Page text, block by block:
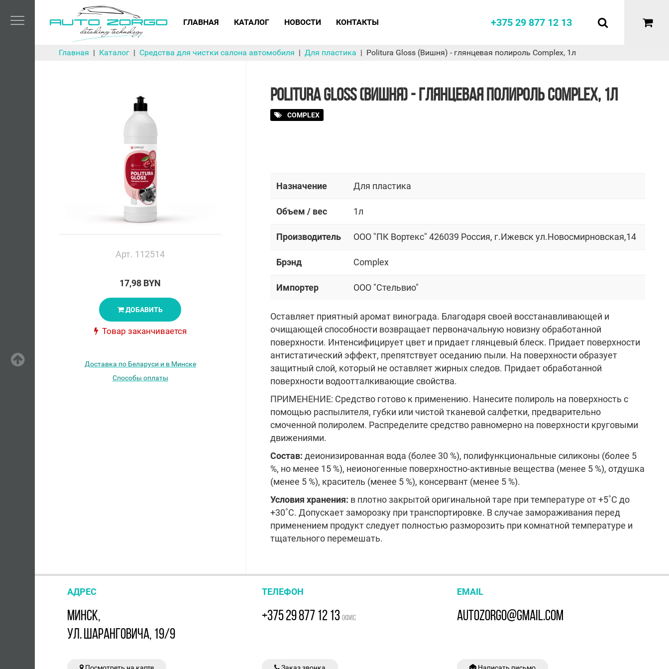
ГЛАВНАЯ КАТАЛОГ НОВОСТИ КОНТАКТЫ +375 29 877 12 13
Главная Каталог Средства для чистки салона автомобиля Для пластика Politura Gloss (Вишня) - глянцевая полироль Complex, 1л
POLITURA GLOSS (ВИШНЯ) - ГЛЯНЦЕВАЯ ПОЛИРОЛЬ COMPLEX, 1Л
COMPLEX
Арт. 112514
17,98 BYN
ДОБАВИТЬ
Товар заканчивается
Доставка по Беларуси и в Минске
Способы оплаты
Назначение Для пластика
Объем / вес 1л
Производитель OOO "ПК Вортекс" 426039 Россия, г.Ижевск ул.Новосмирновская,14
Брэнд Complex
Импортер OOO "Стельвио"
Оставляет приятный аромат винограда. Благодаря своей восстанавливающей и
очищающей способности возвращает первоначальную новизну обработанной
поверхности. Интенсифицирует цвет и придает глянцевый блеск. Придает поверхности
антистатический эффект, препятствует оседанию пыли. На поверхности образует
защитный слой, который не оставляет жирных следов. Придает обработанной
поверхности водоотталкивающие свойства.
ПРИМЕНЕНИЕ: Средство готово к применению. Нанесите полироль на поверхность с
помощью распылителя, губки или чистой тканевой салфетки, предварительно
смоченной полиролем. Распределите средство равномерно на поверхности круговыми
движениями.
Состав: деионизированная вода (более 30 %), полифункциональные силиконы (более 5
%, но менее 15 %), неионогенные поверхностно-активные вещества (менее 5 %), отдушка
(менее 5 %), краситель (менее 5 %), консервант (менее 5 %).
Условия хранения: в плотно закрытой оригинальной таре при температуре от +5˚С до
+30˚С. Допускает заморозку при транспортировке. В случае замораживания перед
применением продукт следует полностью разморозить при комнатной температуре и
тщательного перемешать.
АДРЕС
МИНСК,
УЛ. ШАРАНГОВИЧА, 19/9
ТЕЛЕФОН
+375 29 877 12 13ОФИС
EMAIL
AUTOZORGO@GMAIL.COM